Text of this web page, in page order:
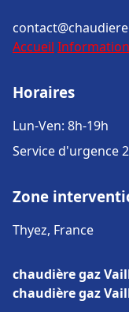
Accueil
Horaires
Lun-Ven: 8h-19h
Service d'urgence
Zone
Thyez, France
chaudière gaz
chaudière gaz